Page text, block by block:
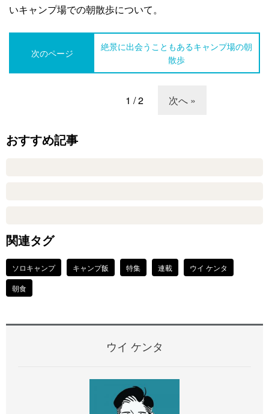
いキャンプ場での朝散歩について。
次のページ
絶景に出会うこともあるキャンプ場の朝
散歩
次へ »
1 / 2
おすすめ記事
関連タグ
ソロキャンプ キャンプ飯 特集 連載
ウイ ケンタ
朝食
ウイ ケンタ